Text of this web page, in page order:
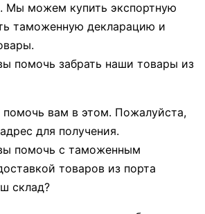
можем купить экспортную
таможенную декларацию и
помочь забрать наши товары из
вам в этом. Пожалуйста,
для получения.
помочь с таможенным
товаров из порта
склад?